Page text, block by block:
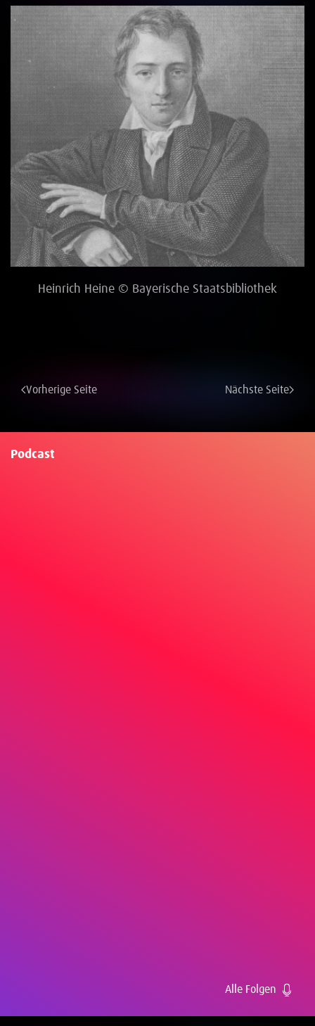
Heinrich Heine © Bayerische Staatsbibliothek
Vorherige Seite Nächste Seite
Podcast
Alle Folgen